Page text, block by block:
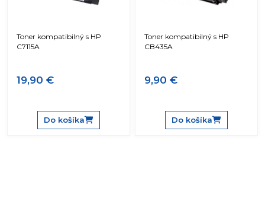
Toner kompatibilný s HP
C7115A
19,90 €
Do košíka
Toner kompatibilný s HP
CB435A
9,90 €
Do košíka